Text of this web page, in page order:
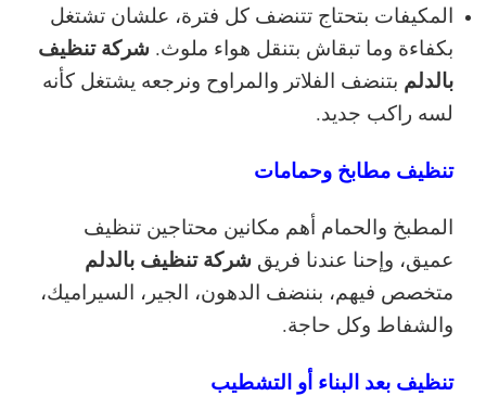
المكيفات بتحتاج تتنضف كل فترة، علشان تشتغل
بكفاءة وما تبقاش بتنقل هواء ملوث. شركة تنظيف
بالدلم بتنضف الفلاتر والمراوح ونرجعه يشتغل كأنه
لسه راكب جديد.
تنظيف مطابخ وحمامات
المطبخ والحمام أهم مكانين محتاجين تنظيف
عميق، وإحنا عندنا فريق شركة تنظيف بالدلم
متخصص فيهم، بننضف الدهون، الجير، السيراميك،
والشفاط وكل حاجة.
تنظيف بعد البناء أو التشطيب